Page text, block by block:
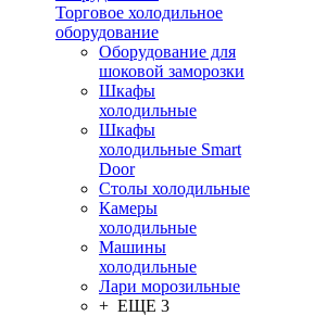
Торговое холодильное
оборудование
Оборудование для
шоковой заморозки
Шкафы
холодильные
Шкафы
холодильные Smart
Door
Столы холодильные
Камеры
холодильные
Машины
холодильные
Лари морозильные
+ ЕЩЕ 3